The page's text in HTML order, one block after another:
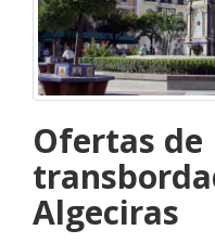
Ofertas de
Algeciras